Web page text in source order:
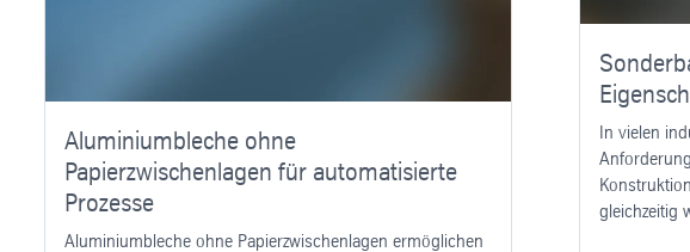
Aluminiumbleche ohne
Papierzwischenlagen für automatisierte
Prozesse
Aluminiumbleche ohne Papierzwischenlagen ermöglichen
In vielen
gleichzeitig